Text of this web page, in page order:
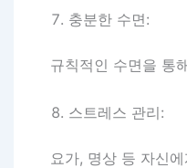
충분한 수면:
규칙적인 수면을 통
스트레스 관리:
요가, 명상 등 자신